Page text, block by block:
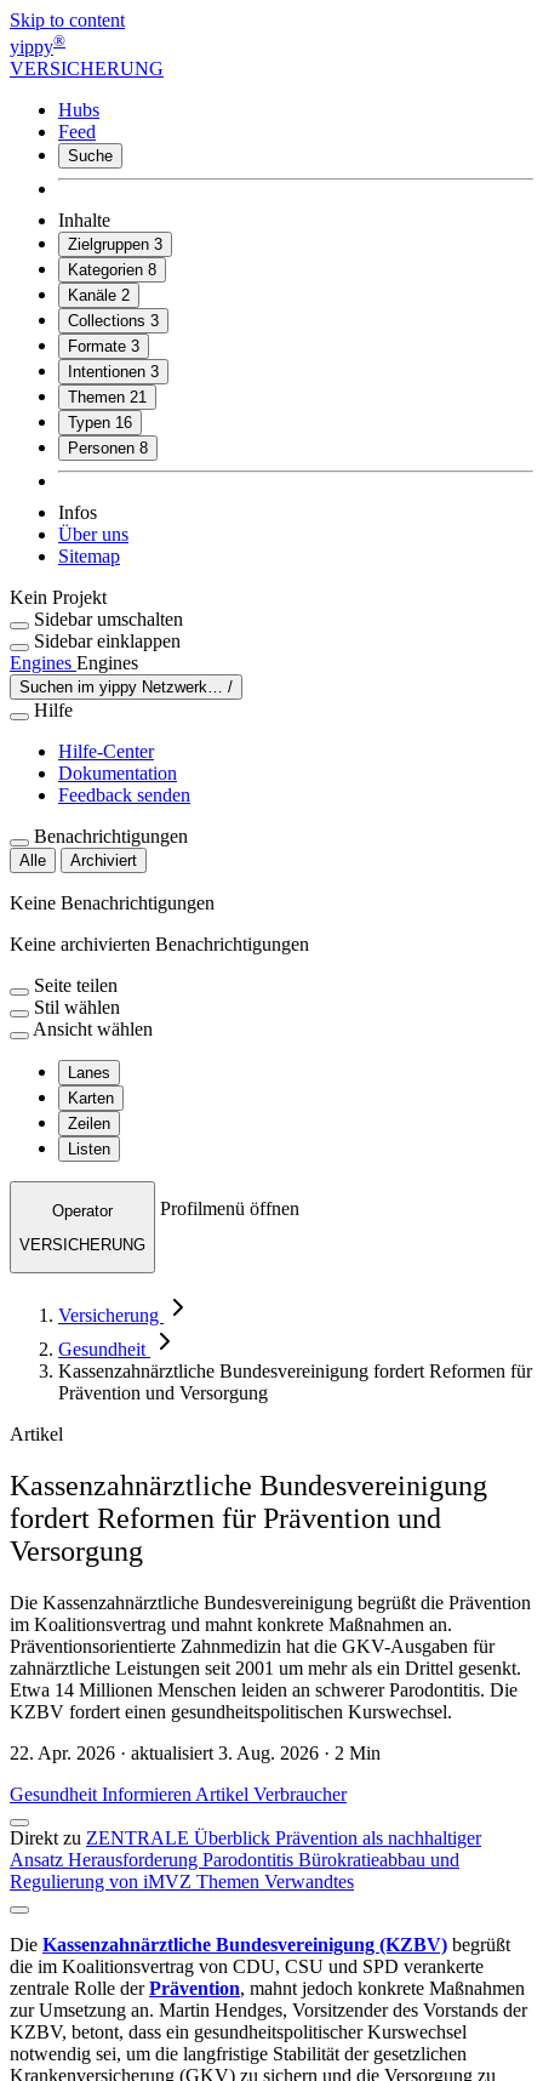
Skip to content
yippy®
VERSICHERUNG
Hubs
Feed
Suche
Inhalte
Zielgruppen 3
Kategorien 8
Kanäle 2
Collections 3
Formate 3
Intentionen 3
Themen 21
Typen 16
Personen 8
Infos
Über uns
Sitemap
Kein Projekt
Sidebar umschalten
Sidebar einklappen
Engines Engines
Suchen im yippy Netzwerk… /
Hilfe
Hilfe-Center
Dokumentation
Feedback senden
Benachrichtigungen
Alle Archiviert
Keine Benachrichtigungen
Keine archivierten Benachrichtigungen
Seite teilen
Stil wählen
Ansicht wählen
Lanes
Karten
Zeilen
Listen
Operator
VERSICHERUNG
Profilmenü öffnen
Versicherung
Gesundheit
Kassenzahnärztliche Bundesvereinigung fordert Reformen für
Prävention und Versorgung
Artikel
Kassenzahnärztliche Bundesvereinigung
fordert Reformen für Prävention und
Versorgung
Die Kassenzahnärztliche Bundesvereinigung begrüßt die Prävention
im Koalitionsvertrag und mahnt konkrete Maßnahmen an.
Präventionsorientierte Zahnmedizin hat die GKV-Ausgaben für
zahnärztliche Leistungen seit 2001 um mehr als ein Drittel gesenkt.
Etwa 14 Millionen Menschen leiden an schwerer Parodontitis. Die
KZBV fordert einen gesundheitspolitischen Kurswechsel.
22. Apr. 2026 · aktualisiert 3. Aug. 2026 · 2 Min
Gesundheit Informieren Artikel Verbraucher
Direkt zu ZENTRALE Überblick Prävention als nachhaltiger
Ansatz Herausforderung Parodontitis Bürokratieabbau und
Regulierung von iMVZ Themen Verwandtes
Die Kassenzahnärztliche Bundesvereinigung (KZBV) begrüßt
die im Koalitionsvertrag von CDU, CSU und SPD verankerte
zentrale Rolle derPrävention, mahnt jedoch konkrete Maßnahmen
zur Umsetzung an. Martin Hendges, Vorsitzender des Vorstands der
KZBV, betont, dass ein gesundheitspolitischer Kurswechsel
notwendig sei, um die langfristige Stabilität der gesetzlichen
Krankenversicherung (GKV) zu sichern und die Versorgung zu